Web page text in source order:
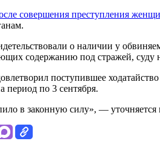
совершения преступления
о наличии у
содержанию под стражей,
поступившее
период по 3 сентября.
в законную силу», — уточняется